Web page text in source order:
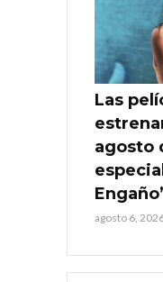
Las
agosto
agosto 6,